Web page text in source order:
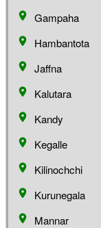
Gampaha
Hambantota
Jaffna
Kalutara
Kandy
Kegalle
Kilinochchi
Kurunegala
Mannar